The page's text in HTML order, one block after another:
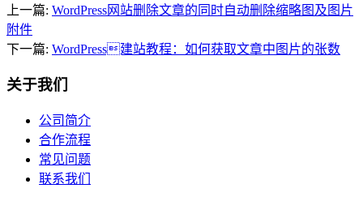
上一篇: WordPress网站删除文章的同时自动删除缩略图及图片
附件
下一篇: WordPress建站教程：如何获取文章中图片的张数
关于我们
公司简介
合作流程
常见问题
联系我们